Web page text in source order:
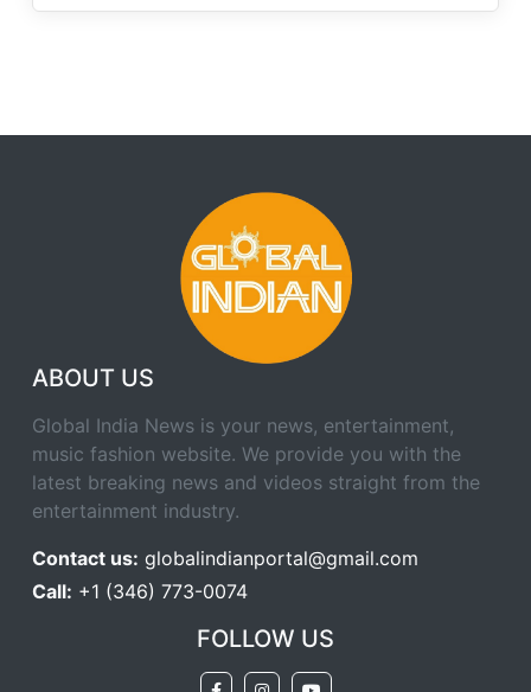
ABOUT US
Global India News is your news, entertainment,
music fashion website. We provide you with the
latest breaking news and videos straight from the
entertainment industry.
Contact us: globalindianportal@gmail.com
Call: +1 (346) 773-0074
FOLLOW US